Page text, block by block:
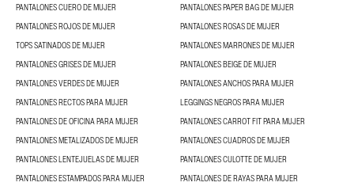
PANTALONES CUERO DE MUJER
PANTALONES PAPER BAG DE MUJER
PANTALONES ROJOS DE MUJER
PANTALONES ROSAS DE MUJER
TOPS SATINADOS DE MUJER
PANTALONES MARRONES DE MUJER
PANTALONES GRISES DE MUJER
PANTALONES BEIGE DE MUJER
PANTALONES VERDES DE MUJER
PANTALONES ANCHOS PARA MUJER
PANTALONES RECTOS PARA MUJER
LEGGINGS NEGROS PARA MUJER
PANTALONES DE OFICINA PARA MUJER
PANTALONES CARROT FIT PARA MUJER
PANTALONES METALIZADOS DE MUJER
PANTALONES CUADROS DE MUJER
PANTALONES LENTEJUELAS DE MUJER
PANTALONES CULOTTE DE MUJER
PANTALONES ESTAMPADOS PARA MUJER
PANTALONES DE RAYAS PARA MUJER